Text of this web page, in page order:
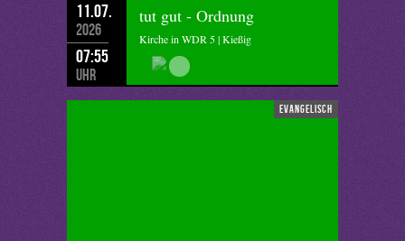
11.07.
2026
07:55
Uhr
tut gut - Ordnung
Kirche in WDR 5 | Kießig
evangelisch